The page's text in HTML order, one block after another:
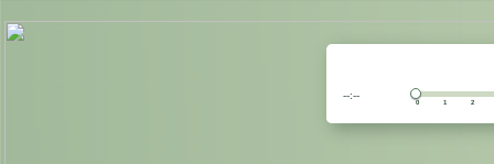
--:--
0 1 2 3